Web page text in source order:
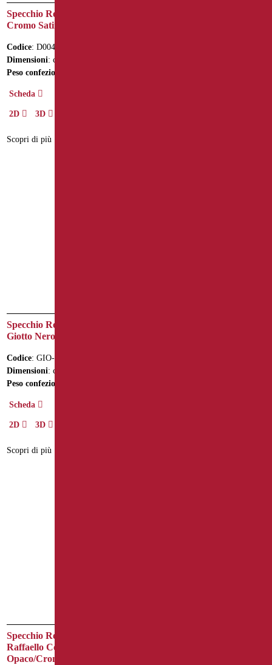
Specchio Reclinabile Cornice
Cromo Satinato
Codice: D0042/99
Dimensioni: cm. 600X650X100
Peso confezione
Scheda
2D 3D
Scopri di più
Specchio Reclinabile Serie
Giotto Nero Opaco/Cromo
Codice: GIO-D0076/31
Dimensioni: cm. Ø70
Peso confezione
Scheda
2D 3D
Scopri di più
Specchio Reclinabile Serie
Raffaello Color Nero
Opaco/Cromo